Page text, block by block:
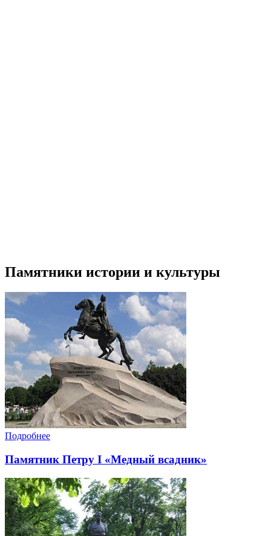
Памятники истории и культуры
Подробнее
Памятник Петру I «Медный всадник»